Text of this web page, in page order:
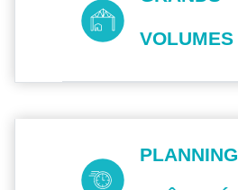
VOLUMES
PLANNING